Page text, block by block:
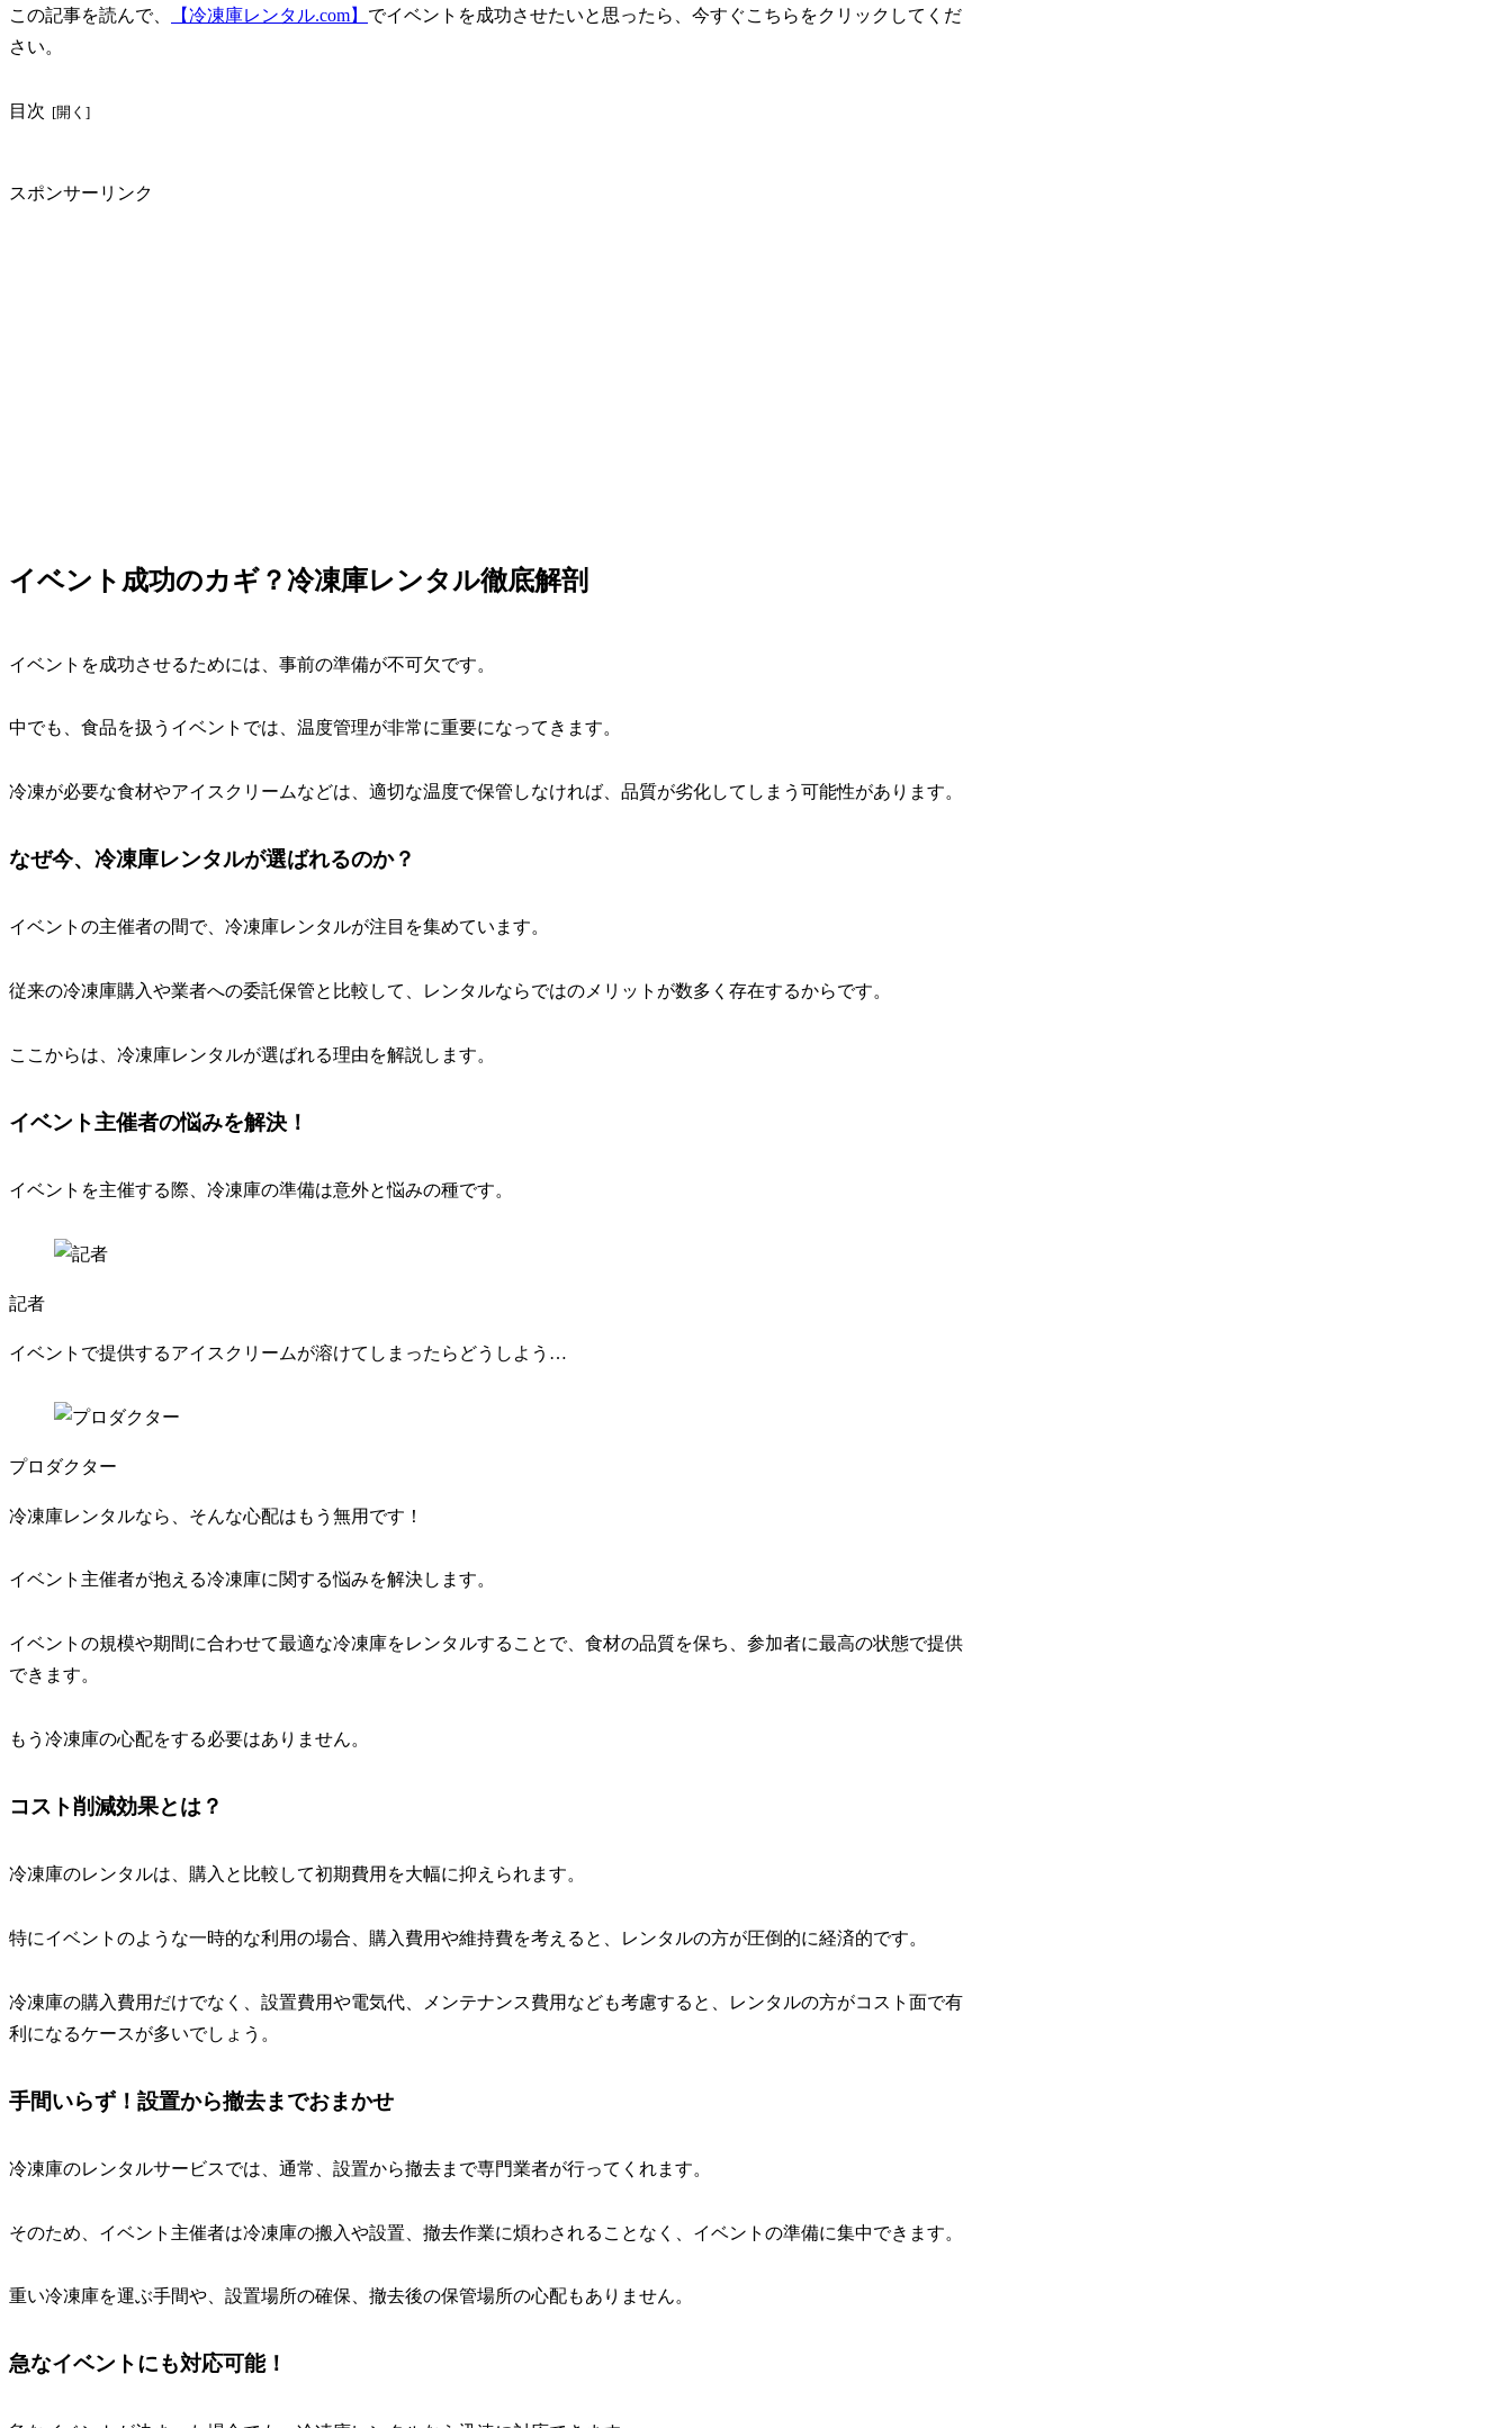
この記事を読んで、 【冷凍庫レンタル.com】 でイベントを成功させたいと思ったら、今すぐこちらをクリックしてくだ
さい。
目次
スポンサーリンク
イベント成功のカギ？冷凍庫レンタル徹底解剖
イベントを成功させるためには、事前の準備が不可欠です。
中でも、食品を扱うイベントでは、温度管理が非常に重要になってきます。
冷凍が必要な食材やアイスクリームなどは、適切な温度で保管しなければ、品質が劣化してしまう可能性があります。
なぜ今、冷凍庫レンタルが選ばれるのか？
イベントの主催者の間で、冷凍庫レンタルが注目を集めています。
従来の冷凍庫購入や業者への委託保管と比較して、レンタルならではのメリットが数多く存在するからです。
ここからは、冷凍庫レンタルが選ばれる理由を解説します。
イベント主催者の悩みを解決！
イベントを主催する際、冷凍庫の準備は意外と悩みの種です。
記者
イベントで提供するアイスクリームが溶けてしまったらどうしよう…
プロダクター
冷凍庫レンタルなら、そんな心配はもう無用です！
イベント主催者が抱える冷凍庫に関する悩みを解決します。
イベントの規模や期間に合わせて最適な冷凍庫をレンタルすることで、食材の品質を保ち、参加者に最高の状態で提供
できます。
もう冷凍庫の心配をする必要はありません。
コスト削減効果とは？
冷凍庫のレンタルは、購入と比較して初期費用を大幅に抑えられます。
特にイベントのような一時的な利用の場合、購入費用や維持費を考えると、レンタルの方が圧倒的に経済的です。
冷凍庫の購入費用だけでなく、設置費用や電気代、メンテナンス費用なども考慮すると、レンタルの方がコスト面で有
利になるケースが多いでしょう。
手間いらず！設置から撤去までおまかせ
冷凍庫のレンタルサービスでは、通常、設置から撤去まで専門業者が行ってくれます。
そのため、イベント主催者は冷凍庫の搬入や設置、撤去作業に煩わされることなく、イベントの準備に集中できます。
重い冷凍庫を運ぶ手間や、設置場所の確保、撤去後の保管場所の心配もありません。
急なイベントにも対応可能！